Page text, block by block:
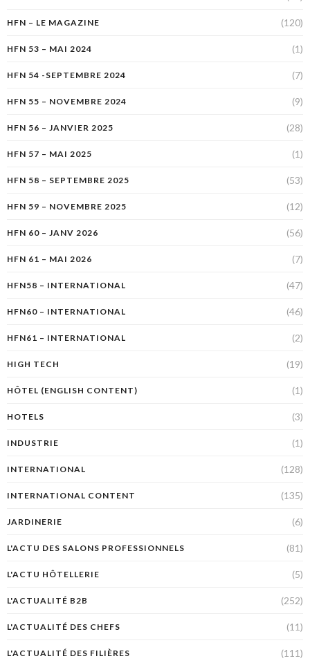
HFN – LE MAGAZINE (120)
HFN 53 – MAI 2024 (1)
HFN 54 -SEPTEMBRE 2024 (7)
HFN 55 – NOVEMBRE 2024 (9)
HFN 56 – JANVIER 2025 (28)
HFN 57 – MAI 2025 (1)
HFN 58 – SEPTEMBRE 2025 (53)
HFN 59 – NOVEMBRE 2025 (12)
HFN 60 – JANV 2026 (56)
HFN 61 – MAI 2026 (7)
HFN58 – INTERNATIONAL (47)
HFN60 – INTERNATIONAL (46)
HFN61 – INTERNATIONAL (2)
HIGH TECH (19)
HÔTEL (ENGLISH CONTENT) (1)
HOTELS (3)
INDUSTRIE (1)
INTERNATIONAL (128)
INTERNATIONAL CONTENT (135)
JARDINERIE (6)
L'ACTU DES SALONS PROFESSIONNELS (81)
L'ACTU HÔTELLERIE (5)
L'ACTUALITÉ B2B (252)
L'ACTUALITÉ DES CHEFS (11)
L'ACTUALITÉ DES FILIÈRES (111)